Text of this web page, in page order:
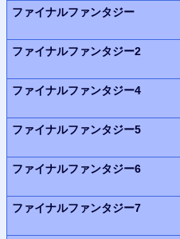
ファイナルファンタジー
ファイナルファンタジー2
ファイナルファンタジー4
ファイナルファンタジー5
ファイナルファンタジー6
ファイナルファンタジー7